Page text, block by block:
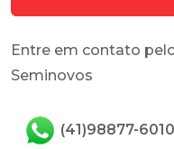
Entre em contato
Seminovos
(41)98877-6010